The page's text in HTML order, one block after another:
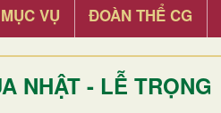
VỤ ĐOÀN THỂ CG
NHẬT - LỄ TRỌNG